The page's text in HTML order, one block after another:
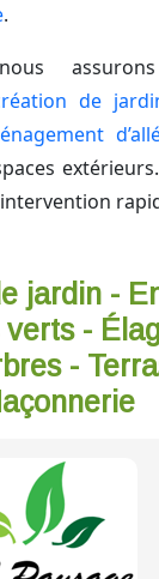
.
de
extérieurs.
jardin -
verts -
-